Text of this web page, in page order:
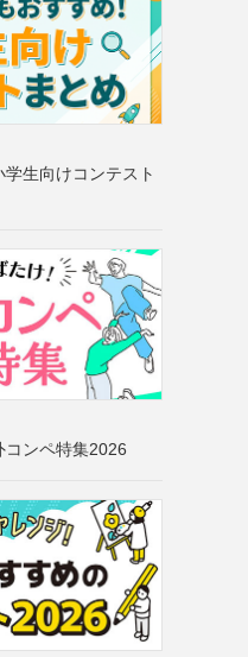
生向けコンテスト
コンペ特集2026